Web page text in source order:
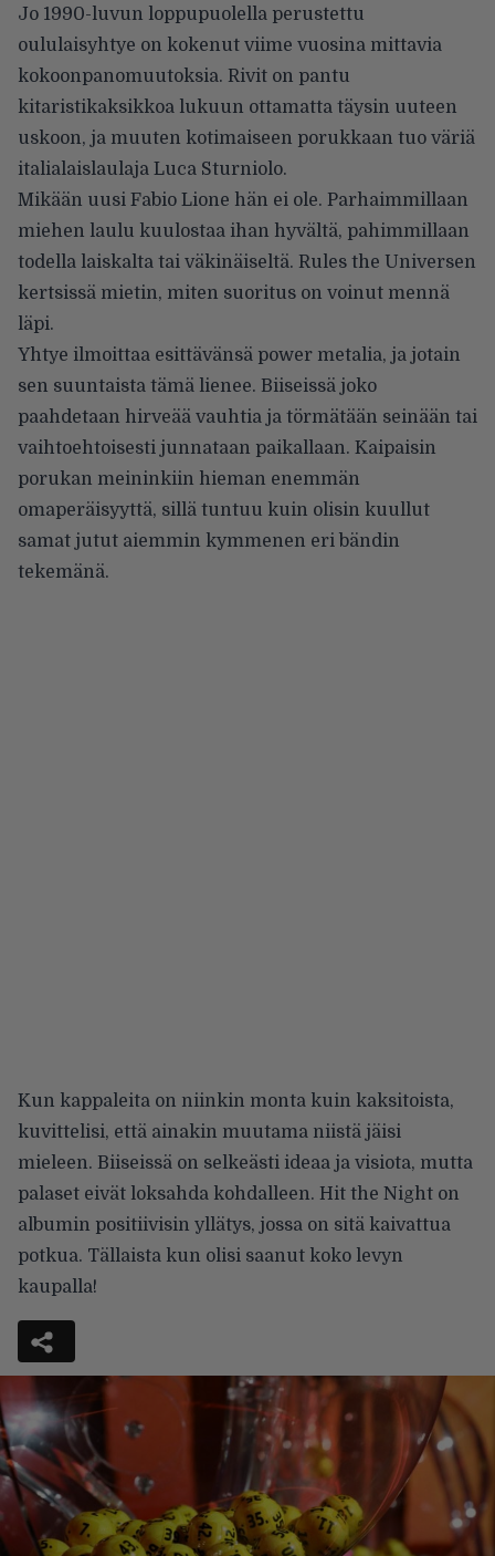
Jo 1990-luvun loppupuolella perustettu
oululaisyhtye on kokenut viime vuosina mittavia
kokoonpanomuutoksia. Rivit on pantu
kitaristikaksikkoa lukuun ottamatta täysin uuteen
uskoon, ja muuten kotimaiseen porukkaan tuo väriä
italialaislaulaja Luca Sturniolo.
Mikään uusi Fabio Lione hän ei ole. Parhaimmillaan
miehen laulu kuulostaa ihan hyvältä, pahimmillaan
todella laiskalta tai väkinäiseltä. Rules the Universen
kertsissä mietin, miten suoritus on voinut mennä
läpi.
Yhtye ilmoittaa esittävänsä power metalia, ja jotain
sen suuntaista tämä lienee. Biiseissä joko
paahdetaan hirveää vauhtia ja törmätään seinään tai
vaihtoehtoisesti junnataan paikallaan. Kaipaisin
porukan meininkiin hieman enemmän
omaperäisyyttä, sillä tuntuu kuin olisin kuullut
samat jutut aiemmin kymmenen eri bändin
tekemänä.
Kun kappaleita on niinkin monta kuin kaksitoista,
kuvittelisi, että ainakin muutama niistä jäisi
mieleen. Biiseissä on selkeästi ideaa ja visiota, mutta
palaset eivät loksahda kohdalleen. Hit the Night on
albumin positiivisin yllätys, jossa on sitä kaivattua
potkua. Tällaista kun olisi saanut koko levyn
kaupalla!